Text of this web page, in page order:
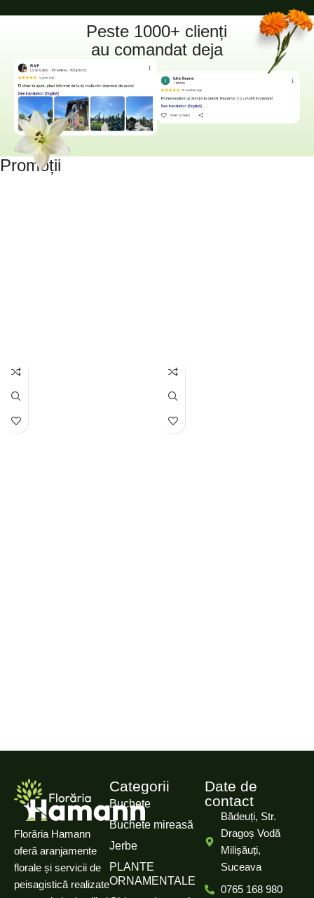
Peste 1000+ clienți
au comandat deja
Promoții
Florăria Hamann
oferă aranjamente
florale și servicii de
peisagistică realizate
Categorii
Buchete
Buchete mireasă
Jerbe
PLANTE
ORNAMENTALE
Date de
contact
Bădeuți, Str.
Dragoș Vodă
Milișăuți,
Suceava
0765 168 980